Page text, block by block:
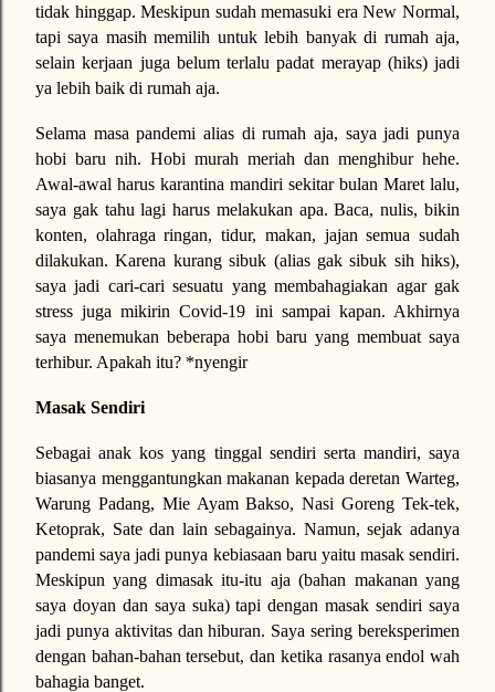
tidak hinggap. Meskipun sudah memasuki era New Normal,
tapi saya masih memilih untuk lebih banyak di rumah aja,
selain kerjaan juga belum terlalu padat merayap (hiks) jadi
ya lebih baik di rumah aja.
Selama masa pandemi alias di rumah aja, saya jadi punya
hobi baru nih. Hobi murah meriah dan menghibur hehe.
Awal-awal harus karantina mandiri sekitar bulan Maret lalu,
saya gak tahu lagi harus melakukan apa. Baca, nulis, bikin
konten, olahraga ringan, tidur, makan, jajan semua sudah
dilakukan. Karena kurang sibuk (alias gak sibuk sih hiks),
saya jadi cari-cari sesuatu yang membahagiakan agar gak
stress juga mikirin Covid-19 ini sampai kapan. Akhirnya
saya menemukan beberapa hobi baru yang membuat saya
terhibur. Apakah itu? *nyengir
Masak Sendiri
Sebagai anak kos yang tinggal sendiri serta mandiri, saya
biasanya menggantungkan makanan kepada deretan Warteg,
Warung Padang, Mie Ayam Bakso, Nasi Goreng Tek-tek,
Ketoprak, Sate dan lain sebagainya. Namun, sejak adanya
pandemi saya jadi punya kebiasaan baru yaitu masak sendiri.
Meskipun yang dimasak itu-itu aja (bahan makanan yang
saya doyan dan saya suka) tapi dengan masak sendiri saya
jadi punya aktivitas dan hiburan. Saya sering bereksperimen
dengan bahan-bahan tersebut, dan ketika rasanya endol wah
bahagia banget.